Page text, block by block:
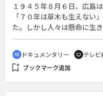
１９４５年８月６日、広島
「７０年は草木も生えない
た。しかし人々は懸命に生
た。戦後７０年、被爆直後
機会”。被爆３日後の焼け野
生きていくために焼け残り
民、闇市の露店で干し柿を
クト。
cinematic_blur ドキュメンタリー tv テレビ
bookmark_add ブックマーク追加